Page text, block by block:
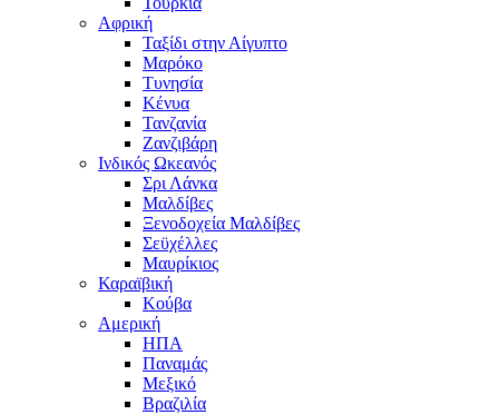
Αφρική
Ταξίδι στην Αίγυπτο
Μαρόκο
Τυνησία
Κένυα
Τανζανία
Ζανζιβάρη
Ινδικός Ωκεανός
Σρι Λάνκα
Μαλδίβες
Ξενοδοχεία Μαλδίβες
Σεϋχέλλες
Μαυρίκιος
Καραϊβική
Κούβα
Αμερική
ΗΠΑ
Παναμάς
Μεξικό
Βραζιλία